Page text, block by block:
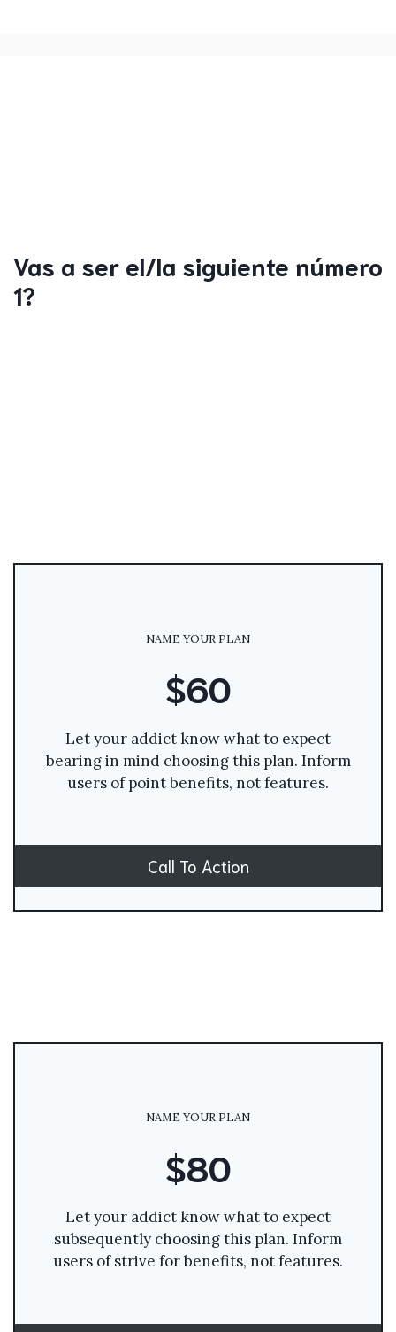
Vas a ser el/la siguiente número
1?
NAME YOUR PLAN
$60
Let your addict know what to expect
bearing in mind choosing this plan. Inform
users of point benefits, not features.
Call To Action
NAME YOUR PLAN
$80
Let your addict know what to expect
subsequently choosing this plan. Inform
users of strive for benefits, not features.